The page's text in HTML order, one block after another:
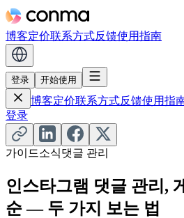
博客定价联系方式反馈使用指南
登录 开始使用
博客定价联系方式反馈使用指
登录
가이드소식댓글 관리
인스타그램 댓글 관리,
순 — 두 가지 보는 법